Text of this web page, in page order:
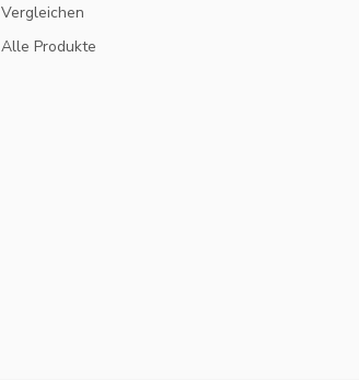
Vergleichen
Alle Produkte